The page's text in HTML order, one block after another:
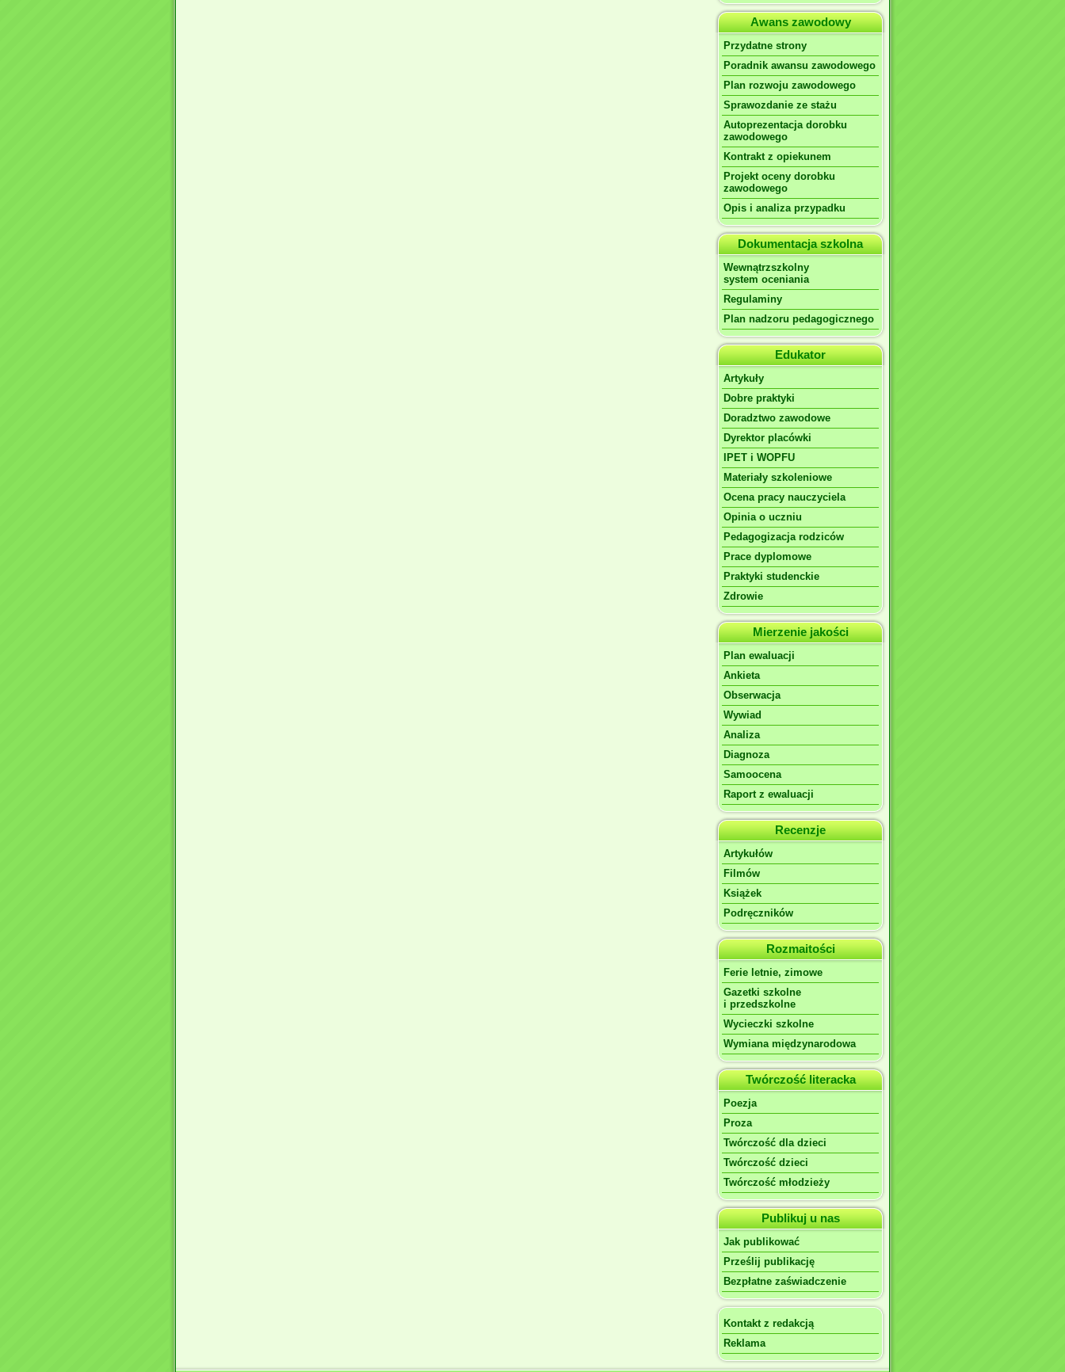
Awans zawodowy
Przydatne strony
Poradnik awansu zawodowego
Plan rozwoju zawodowego
Sprawozdanie ze stażu
Autoprezentacja dorobku
zawodowego
Kontrakt z opiekunem
Projekt oceny dorobku
zawodowego
Opis i analiza przypadku
Dokumentacja szkolna
Wewnątrzszkolny
system oceniania
Regulaminy
Plan nadzoru pedagogicznego
Edukator
Artykuły
Dobre praktyki
Doradztwo zawodowe
Dyrektor placówki
IPET i WOPFU
Materiały szkoleniowe
Ocena pracy nauczyciela
Opinia o uczniu
Pedagogizacja rodziców
Prace dyplomowe
Praktyki studenckie
Zdrowie
Mierzenie jakości
Plan ewaluacji
Ankieta
Obserwacja
Wywiad
Analiza
Diagnoza
Samoocena
Raport z ewaluacji
Recenzje
Artykułów
Filmów
Książek
Podręczników
Rozmaitości
Ferie letnie, zimowe
Gazetki szkolne
i przedszkolne
Wycieczki szkolne
Wymiana międzynarodowa
Twórczość literacka
Poezja
Proza
Twórczość dla dzieci
Twórczość dzieci
Twórczość młodzieży
Publikuj u nas
Jak publikować
Prześlij publikację
Bezpłatne zaświadczenie
Kontakt z redakcją
Reklama